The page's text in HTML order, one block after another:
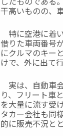
干高いものの、
特に空港に着
借りた車両番号
にクルマのキー
けで、外に出て
実は、自動車
り、フリート車
を大量に流す受
タカー会社も同
的に販売不況と